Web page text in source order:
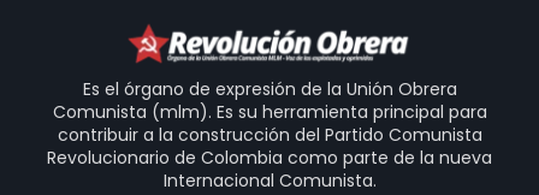
Es el órgano de expresión de la Unión Obrera
Comunista (mlm). Es su herramienta principal para
contribuir a la construcción del Partido Comunista
Revolucionario de Colombia como parte de la nueva
Internacional Comunista.